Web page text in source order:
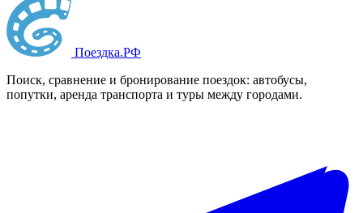
Поездка.РФ
Поиск, сравнение и бронирование поездок: автобусы,
попутки, аренда транспорта и туры между городами.